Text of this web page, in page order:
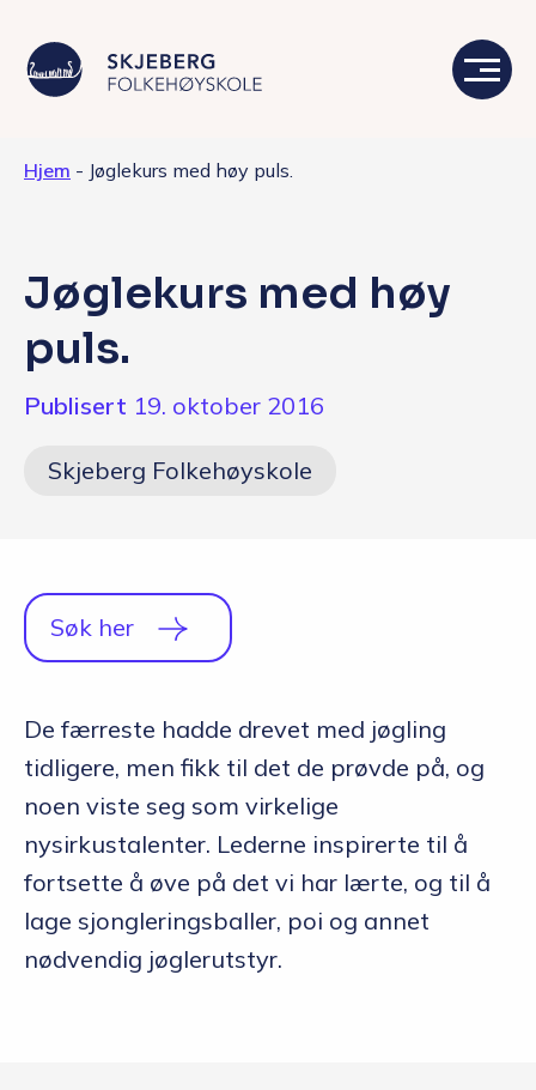
Skolen
Kontakt
Opptakskrav og priser
Søk i dag
Hjem - Jøglekurs med høy puls.
Jøglekurs med høy
puls.
Publisert 19. oktober 2016
Skjeberg Folkehøyskole
Søk her
De færreste hadde drevet med jøgling
tidligere, men fikk til det de prøvde på, og
noen viste seg som virkelige
nysirkustalenter. Lederne inspirerte til å
fortsette å øve på det vi har lærte, og til å
lage sjongleringsballer, poi og annet
nødvendig jøglerutstyr.